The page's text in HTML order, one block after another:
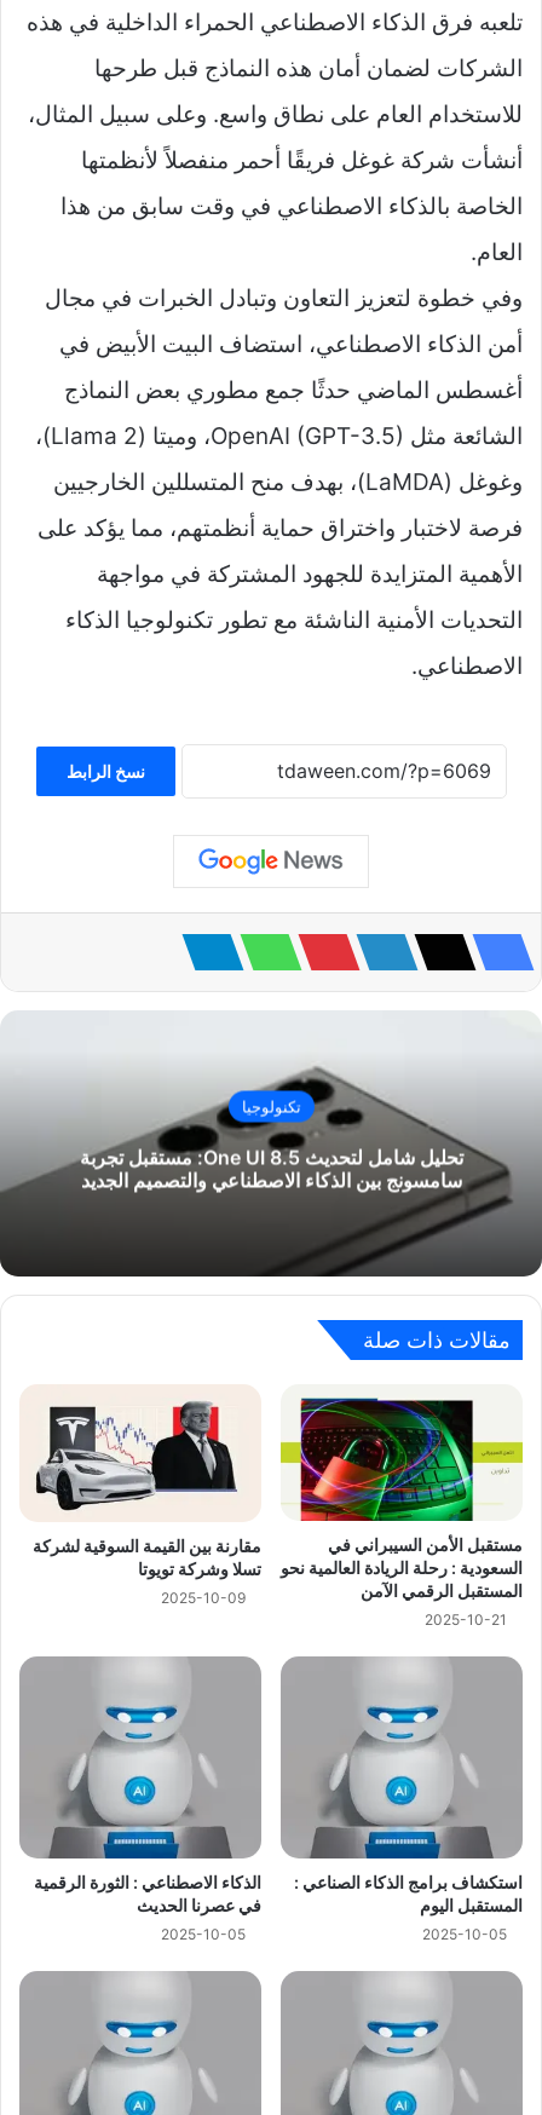
تلعبه فرق الذكاء الاصطناعي الحمراء الداخلية في هذه
الشركات لضمان أمان هذه النماذج قبل طرحها
للاستخدام العام على نطاق واسع. وعلى سبيل المثال،
أنشأت شركة غوغل فريقًا أحمر منفصلاً لأنظمتها
الخاصة بالذكاء الاصطناعي في وقت سابق من هذا
العام.
وفي خطوة لتعزيز التعاون وتبادل الخبرات في مجال
أمن الذكاء الاصطناعي، استضاف البيت الأبيض في
أغسطس الماضي حدثًا جمع مطوري بعض النماذج
الشائعة مثل OpenAI (GPT-3.5)، وميتا (Llama 2)،
وغوغل (LaMDA)، بهدف منح المتسللين الخارجيين
فرصة لاختبار واختراق حماية أنظمتهم، مما يؤكد على
الأهمية المتزايدة للجهود المشتركة في مواجهة
التحديات الأمنية الناشئة مع تطور تكنولوجيا الذكاء
الاصطناعي.
نسخ الرابط
تكنولوجيا
تحليل شامل لتحديث One UI 8.5: مستقبل تجربة
سامسونج بين الذكاء الاصطناعي والتصميم الجديد
مقالات ذات صلة
مستقبل الأمن السيبراني في
السعودية : رحلة الريادة العالمية نحو
المستقبل الرقمي الآمن
2025-10-21
مقارنة بين القيمة السوقية لشركة
تسلا وشركة تويوتا
2025-10-09
استكشاف برامج الذكاء الصناعي :
المستقبل اليوم
2025-10-05
الذكاء الاصطناعي : الثورة الرقمية
في عصرنا الحديث
2025-10-05